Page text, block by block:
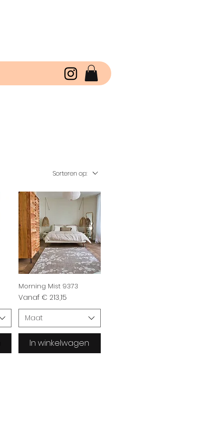
Sorteren op:
Morning Mist 9373
Vanaf € 213,15
Verkoopprijs
Maat
In winkelwagen